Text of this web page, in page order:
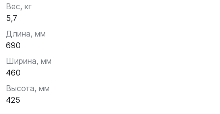
Вес, кг
5,7
Длина, мм
690
Ширина, мм
460
Высота, мм
425